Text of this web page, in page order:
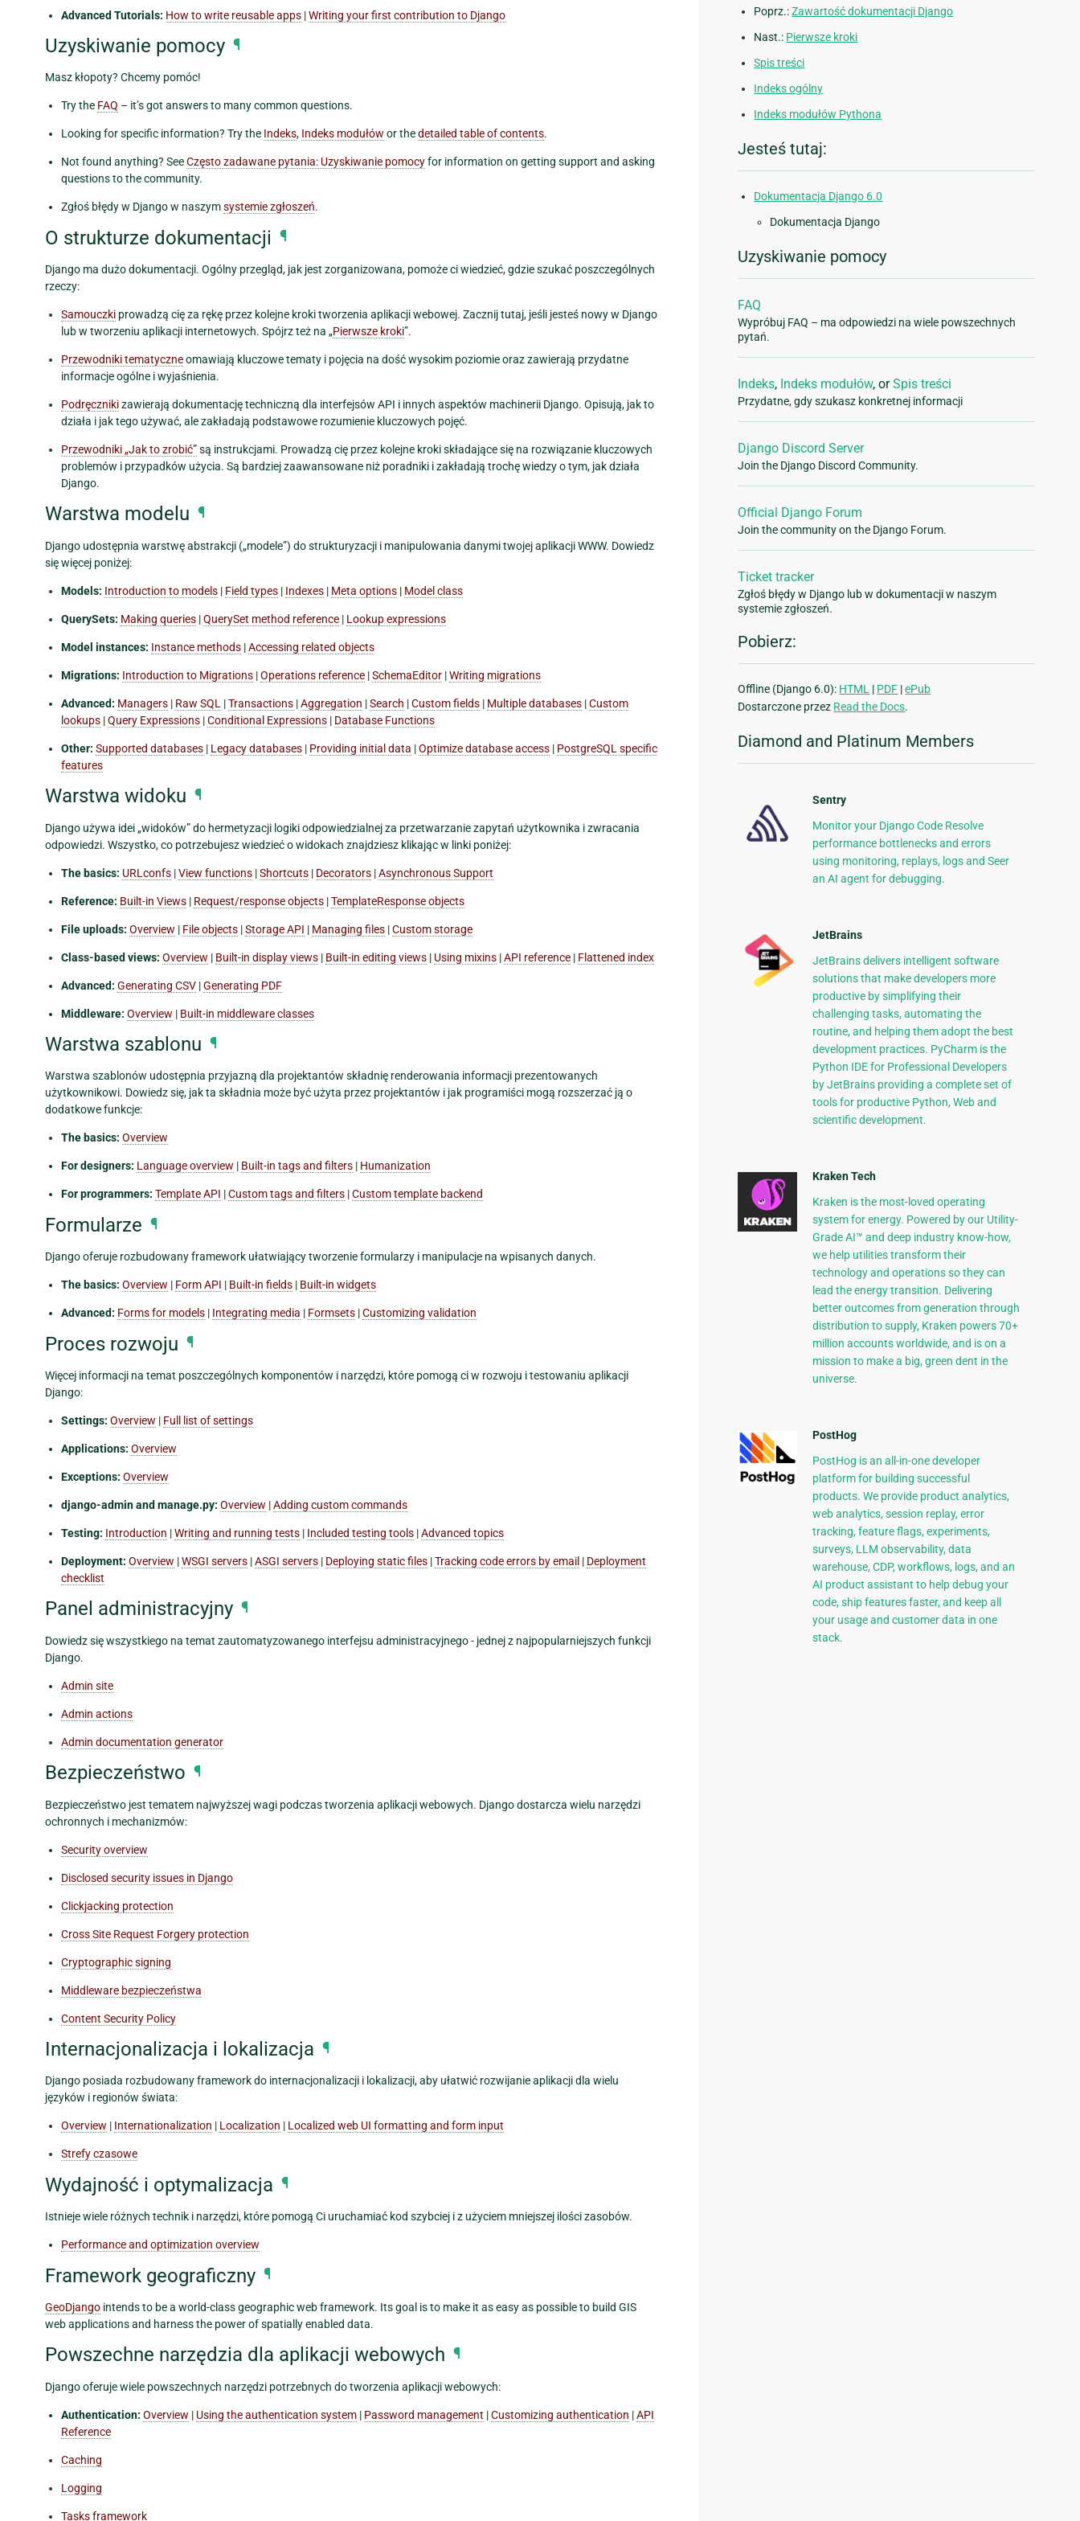
Advanced Tutorials: How to write reusable apps |Writing your first contribution to Django
Uzyskiwanie pomocy ¶
Masz kłopoty? Chcemy pomóc!
Try the FAQ – it’s got answers to many common questions.
Looking for specific information? Try the Indeks, Indeks modułów or thedetailed table of contents.
Not found anything? SeeCzęsto zadawane pytania: Uzyskiwanie pomocyfor information on getting support and asking
questions to the community.
Zgłoś błędy w Django w naszymsystemie zgłoszeń.
O strukturze dokumentacji ¶
Django ma dużo dokumentacji. Ogólny przegląd, jak jest zorganizowana, pomoże ci wiedzieć, gdzie szukać poszczególnych
rzeczy:
Samouczki prowadzą cię za rękę przez kolejne kroki tworzenia aplikacji webowej. Zacznij tutaj, jeśli jesteś nowy w Django
lub w tworzeniu aplikacji internetowych. Spójrz też na „Pierwsze kroki”.
Przewodniki tematyczneomawiają kluczowe tematy i pojęcia na dość wysokim poziomie oraz zawierają przydatne
informacje ogólne i wyjaśnienia.
Podręcznikizawierają dokumentację techniczną dla interfejsów API i innych aspektów machinerii Django. Opisują, jak to
działa i jak tego używać, ale zakładają podstawowe rozumienie kluczowych pojęć.
Przewodniki „Jak to zrobić”są instrukcjami. Prowadzą cię przez kolejne kroki składające się na rozwiązanie kluczowych
problemów i przypadków użycia. Są bardziej zaawansowane niż poradniki i zakładają trochę wiedzy o tym, jak działa
Django.
Warstwa modelu ¶
Django udostępnia warstwę abstrakcji („modele”) do strukturyzacji i manipulowania danymi twojej aplikacji WWW. Dowiedz
się więcej poniżej:
Models: Introduction to models | Field types | Indexes | Meta options | Model class
QuerySets: Making queries |QuerySet method reference | Lookup expressions
Model instances: Instance methods |Accessing related objects
Migrations: Introduction to Migrations |Operations reference |SchemaEditor |Writing migrations
Advanced: Managers | Raw SQL |Transactions |Aggregation |Search |Custom fields | Multiple databases |Custom
lookups |Query Expressions |Conditional Expressions | Database Functions
Other: Supported databases | Legacy databases | Providing initial data |Optimize database access | PostgreSQL specific
features
Warstwa widoku ¶
Django używa idei „widoków” do hermetyzacji logiki odpowiedzialnej za przetwarzanie zapytań użytkownika i zwracania
odpowiedzi. Wszystko, co potrzebujesz wiedzieć o widokach znajdziesz klikając w linki poniżej:
The basics: URLconfs |View functions |Shortcuts | Decorators |Asynchronous Support
Reference: Built-in Views | Request/response objects |TemplateResponse objects
File uploads: Overview | File objects |Storage API | Managing files |Custom storage
Class-based views: Overview | Built-in display views | Built-in editing views | Using mixins |API reference | Flattened index
Advanced: Generating CSV |Generating PDF
Middleware: Overview | Built-in middleware classes
Warstwa szablonu ¶
Warstwa szablonów udostępnia przyjazną dla projektantów składnię renderowania informacji prezentowanych
użytkownikowi. Dowiedz się, jak ta składnia może być użyta przez projektantów i jak programiści mogą rozszerzać ją o
dodatkowe funkcje:
The basics: Overview
For designers: Language overview | Built-in tags and filters | Humanization
For programmers: Template API |Custom tags and filters |Custom template backend
Formularze ¶
Django oferuje rozbudowany framework ułatwiający tworzenie formularzy i manipulacje na wpisanych danych.
The basics: Overview | Form API | Built-in fields | Built-in widgets
Advanced: Forms for models | Integrating media | Formsets |Customizing validation
Proces rozwoju ¶
Więcej informacji na temat poszczególnych komponentów i narzędzi, które pomogą ci w rozwoju i testowaniu aplikacji
Django:
Settings: Overview | Full list of settings
Applications: Overview
Exceptions: Overview
django-admin and manage.py: Overview |Adding custom commands
Testing: Introduction |Writing and running tests | Included testing tools |Advanced topics
Deployment: Overview |WSGI servers |ASGI servers | Deploying static files |Tracking code errors by email | Deployment
checklist
Panel administracyjny ¶
Dowiedz się wszystkiego na temat zautomatyzowanego interfejsu administracyjnego - jednej z najpopularniejszych funkcji
Django.
Admin site
Admin actions
Admin documentation generator
Bezpieczeństwo ¶
Bezpieczeństwo jest tematem najwyższej wagi podczas tworzenia aplikacji webowych. Django dostarcza wielu narzędzi
ochronnych i mechanizmów:
Security overview
Disclosed security issues in Django
Clickjacking protection
Cross Site Request Forgery protection
Cryptographic signing
Middleware bezpieczeństwa
Content Security Policy
Internacjonalizacja i lokalizacja ¶
Django posiada rozbudowany framework do internacjonalizacji i lokalizacji, aby ułatwić rozwijanie aplikacji dla wielu
języków i regionów świata:
Overview | Internationalization | Localization | Localized web UI formatting and form input
Strefy czasowe
Wydajność i optymalizacja ¶
Istnieje wiele różnych technik i narzędzi, które pomogą Ci uruchamiać kod szybciej i z użyciem mniejszej ilości zasobów.
Performance and optimization overview
Framework geograficzny ¶
GeoDjango intends to be a world-class geographic web framework. Its goal is to make it as easy as possible to build GIS
web applications and harness the power of spatially enabled data.
Powszechne narzędzia dla aplikacji webowych ¶
Django oferuje wiele powszechnych narzędzi potrzebnych do tworzenia aplikacji webowych:
Authentication: Overview | Using the authentication system | Password management |Customizing authentication |API
Reference
Caching
Logging
Tasks framework
Poprz.:Zawartość dokumentacji Django
Nast.: Pierwsze kroki
Spis treści
Indeks ogólny
Indeks modułów Pythona
Jesteś tutaj:
Dokumentacja Django 6.0
Dokumentacja Django
Uzyskiwanie pomocy
FAQ
Wypróbuj FAQ – ma odpowiedzi na wiele powszechnych
pytań.
Indeks, Indeks modułów, orSpis treści
Przydatne, gdy szukasz konkretnej informacji
Django Discord Server
Join the Django Discord Community.
Official Django Forum
Join the community on the Django Forum.
Ticket tracker
Zgłoś błędy w Django lub w dokumentacji w naszym
systemie zgłoszeń.
Pobierz:
Offline (Django 6.0): HTML | PDF |ePub
Dostarczone przez Read the Docs.
Diamond and Platinum Members
Sentry
Monitor your Django Code Resolve
performance bottlenecks and errors
using monitoring, replays, logs and Seer
an AI agent for debugging.
JetBrains
JetBrains delivers intelligent software
solutions that make developers more
productive by simplifying their
challenging tasks, automating the
routine, and helping them adopt the best
development practices. PyCharm is the
Python IDE for Professional Developers
by JetBrains providing a complete set of
tools for productive Python, Web and
scientific development.
Kraken Tech
Kraken is the most-loved operating
system for energy. Powered by our Utility-
Grade AI™ and deep industry know-how,
we help utilities transform their
technology and operations so they can
lead the energy transition. Delivering
better outcomes from generation through
distribution to supply, Kraken powers 70+
million accounts worldwide, and is on a
mission to make a big, green dent in the
universe.
PostHog
PostHog is an all-in-one developer
platform for building successful
products. We provide product analytics,
web analytics, session replay, error
tracking, feature flags, experiments,
surveys, LLM observability, data
warehouse, CDP, workflows, logs, and an
AI product assistant to help debug your
code, ship features faster, and keep all
your usage and customer data in one
stack.